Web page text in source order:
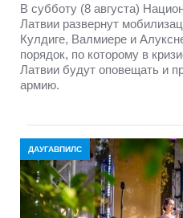
В субботу (8 августа)
Латвии развернут
Кулдиге, Валмиере и
порядок, по которому в
Латвии будут оповещать и
армию.
ДАУГАВПИЛС